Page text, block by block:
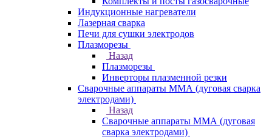
Индукционные нагреватели
Лазерная сварка
Печи для сушки электродов
Плазморезы
Назад
Плазморезы
Инверторы плазменной резки
Сварочные аппараты ММА (дуговая сварка
электродами)
Назад
Сварочные аппараты ММА (дуговая
сварка электродами)